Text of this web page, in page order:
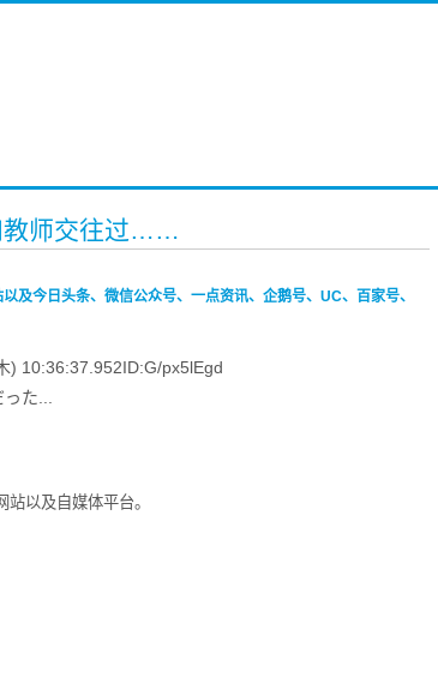
教师交往过……
今日头条、微信公众号、一点资讯、企鹅号、UC、百家号、
) 10:36:37.952ID:G/px5lEgd
た...
以及自媒体平台。